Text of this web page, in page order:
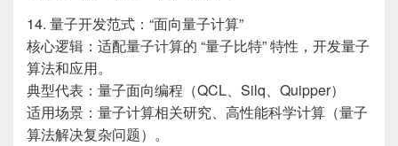
14. 量子开发范式：“面向量子计算”
核心逻辑：适配量子计算的 “量子比特” 特性，开发量子
算法和应用。
典型代表：量子面向编程（QCL、Silq、Quipper）
适用场景：量子计算相关研究、高性能科学计算（量子
算法解决复杂问题）。